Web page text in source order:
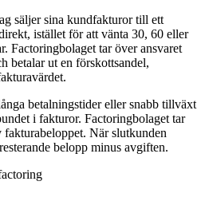
säljer sina kundfakturor till ett
istället för att vänta 30, 60 eller
Factoringbolaget tar över ansvaret
betalar ut en förskottsandel,
betalningstider eller snabb tillväxt
i fakturor. Factoringbolaget tar
När slutkunden
belopp minus avgiften.